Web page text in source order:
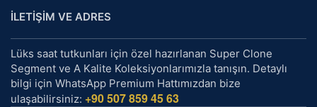
İLETİŞİM VE ADRES
Lüks saat tutkunları için özel hazırlanan Super Clone
Segment ve A Kalite Koleksiyonlarımızla tanışın. Detaylı
bilgi için WhatsApp Premium Hattımızdan bize
ulaşabilirsiniz: +90 507 859 45 63